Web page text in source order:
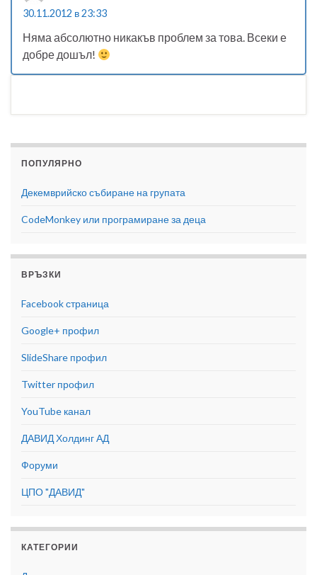
30.11.2012 в 23:33
Няма абсолютно никакъв проблем за това. Всеки е
добре дошъл!
ПОПУЛЯРНО
Декемврийско събиране на групата
CodeMonkey или програмиране за деца
ВРЪЗКИ
Facebook страница
Google+ профил
SlideShare профил
Twitter профил
YouTube канал
ДАВИД Холдинг АД
Форуми
ЦПО "ДАВИД"
КАТЕГОРИИ